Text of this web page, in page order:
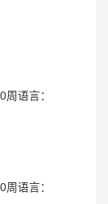
语言：
语言：